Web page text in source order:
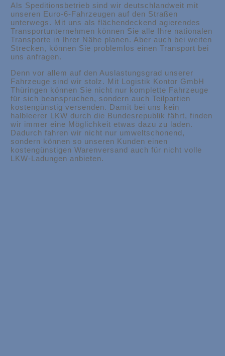
Als Speditionsbetrieb sind wir deutschlandweit mit
unseren Euro-6-Fahrzeugen auf den Straßen
unterwegs. Mit uns als flächendeckend agierendes
Transportunternehmen können Sie alle Ihre nationalen
Transporte in Ihrer Nähe planen. Aber auch bei weiten
Strecken, können Sie problemlos einen Transport bei
uns anfragen.
Denn vor allem auf den Auslastungsgrad unserer
Fahrzeuge sind wir stolz. Mit Logistik Kontor GmbH
Thüringen können Sie nicht nur komplette Fahrzeuge
für sich beanspruchen, sondern auch Teilpartien
kostengünstig versenden. Damit bei uns kein
halbleerer LKW durch die Bundesrepublik fährt, finden
wir immer eine Möglichkeit etwas dazu zu laden.
Dadurch fahren wir nicht nur umweltschonend,
sondern können so unseren Kunden einen
kostengünstigen Warenversand auch für nicht volle
LKW-Ladungen anbieten.